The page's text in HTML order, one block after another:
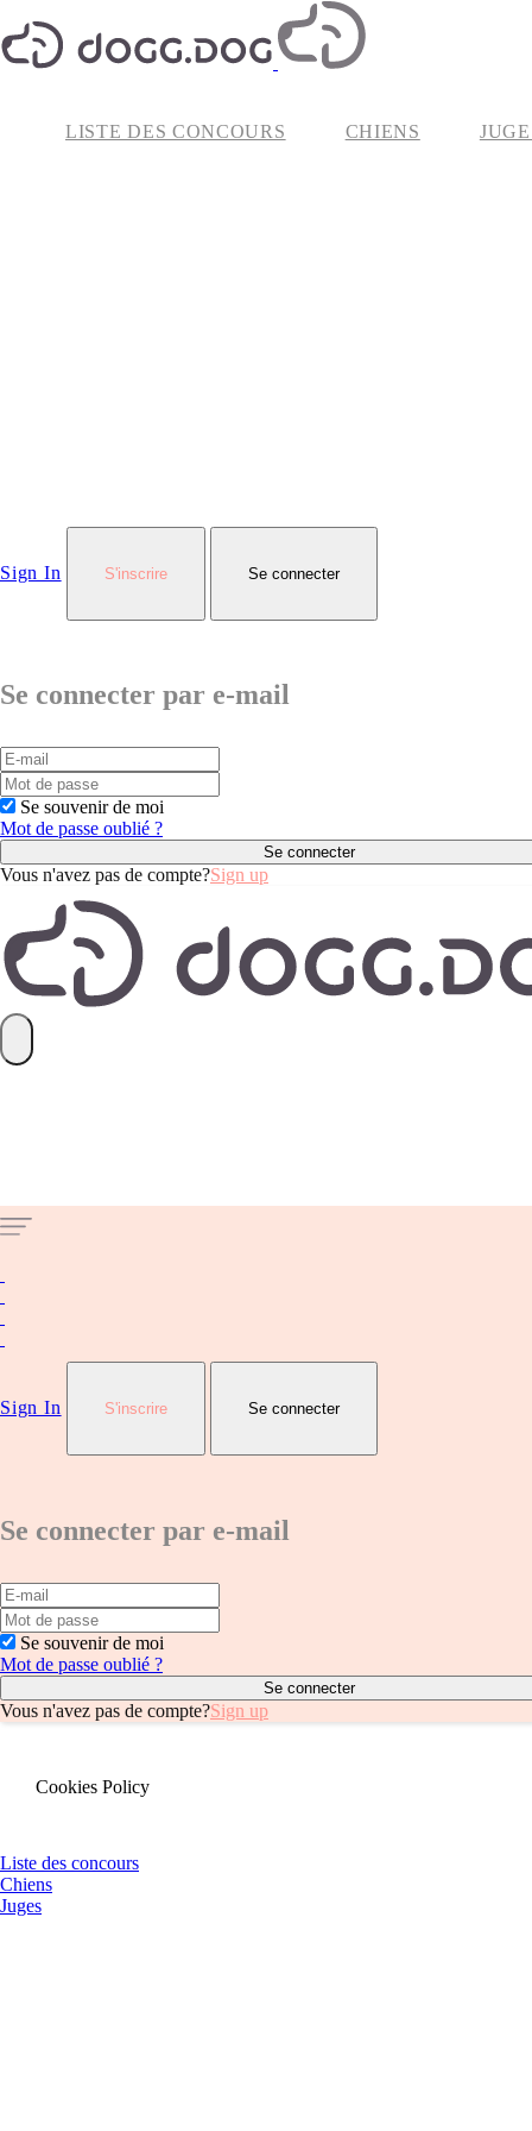
LISTE DES CONCOURS CHIENS
Sign In S'inscrire Se connecter
Se connecter par e-mail
Se souvenir de moi
Mot de passe oublié ?
Vous n'avez pas de compte?Sign up
Sign In S'inscrire Se connecter
Se connecter par e-mail
Se souvenir de moi
Mot de passe oublié ?
Vous n'avez pas de compte?Sign up
Cookies Policy
Liste des concours
Chiens
Juges